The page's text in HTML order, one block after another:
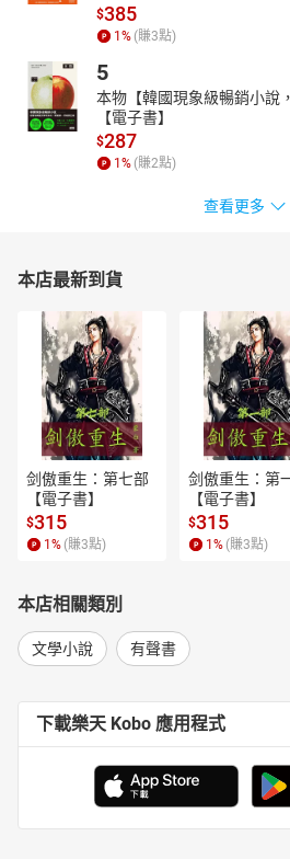
$385
1% (賺3點)
5
本物【韓國現象級暢銷小說
【電子書】
$287
1% (賺2點)
查看更多
本店最新到貨
剑傲重生：第七部
【電子書】
$315
1 % (賺3點)
剑傲重生：第
【電子書】
$315
1 % (賺3點)
本店相關類別
文學小說 有聲書
下載樂天 Kobo 應用程式